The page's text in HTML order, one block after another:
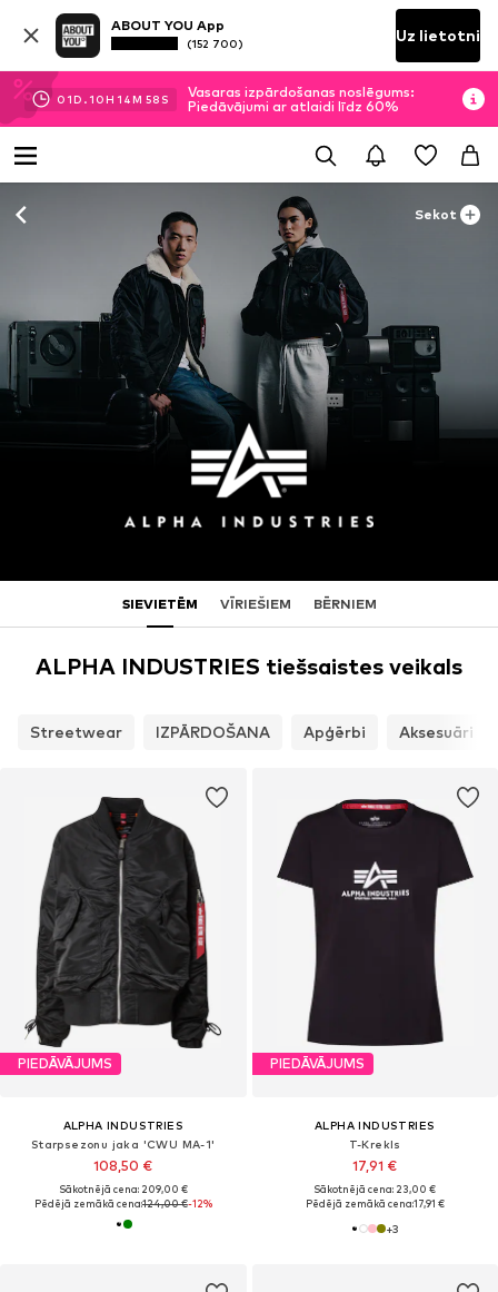
ABOUT YOU App
(152 700) Uz lietotni
01D.10H 14M 56 S
Vasaras izpārdošanas noslēgums:
Piedāvājumi ar atlaidi līdz 60%
Sekot
SIEVIETĒM VĪRIEŠIEM BĒRNIEM
ALPHA INDUSTRIES tiešsaistes veikals
Streetwear IZPĀRDOŠANA Apģērbi Aksesuāri
PIEDĀVĀJUMS
ALPHA INDUSTRIES
Starpsezonu jaka 'CWU MA-1'
108,50 €
Sākotnējā cena: 209,00 €
Pēdējā zemākā cena:124,00 €-12%
PIEDĀVĀJUMS
ALPHA INDUSTRIES
T-Krekls
17,91 €
Sākotnējā cena: 23,00 €
Pēdējā zemākā cena:17,91 €
+3